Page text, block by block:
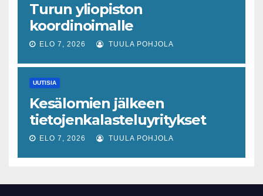
Turun yliopiston
koordinoimalle
tohtoriverkostolle 4,4
tulevaisuuden virusuhkien
varhaiseen tunnistamiseen
ELO 7, 2026 TUULA POHJOLA
UUTISIA
Kesälomien jälkeen
tietojenkalasteluyritykset
lisääntyvät
ELO 7, 2026 TUULA POHJOLA